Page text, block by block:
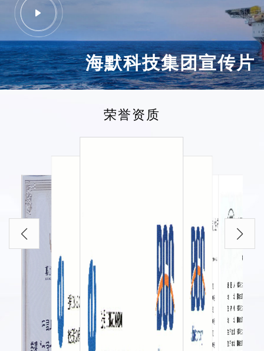

海默科技集团宣传片
荣誉资质